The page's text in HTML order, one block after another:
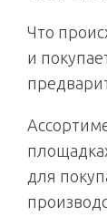
Что
и
для